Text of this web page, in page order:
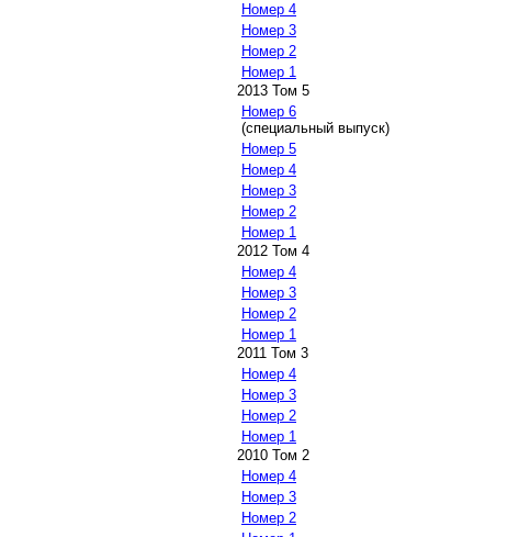
Номер 4
Номер 3
Номер 2
Номер 1
2013 Том 5
Номер 6
(специальный выпуск)
Номер 5
Номер 4
Номер 3
Номер 2
Номер 1
2012 Том 4
Номер 4
Номер 3
Номер 2
Номер 1
2011 Том 3
Номер 4
Номер 3
Номер 2
Номер 1
2010 Том 2
Номер 4
Номер 3
Номер 2